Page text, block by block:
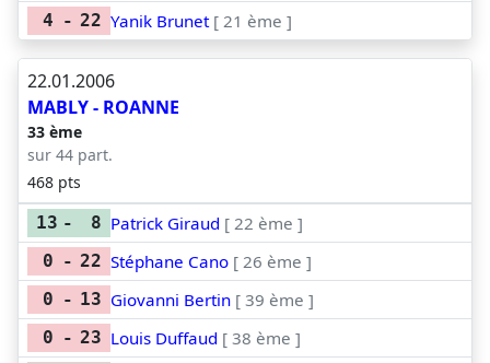
4 - 22 Yanik Brunet [ 21 ème ]
22.01.2006
MABLY - ROANNE
33 ème
sur 44 part.
468 pts
13 - 8 Patrick Giraud [ 22 ème ]
0 - 22 Stéphane Cano [ 26 ème ]
0 - 13 Giovanni Bertin [ 39 ème ]
0 - 23 Louis Duffaud [ 38 ème ]